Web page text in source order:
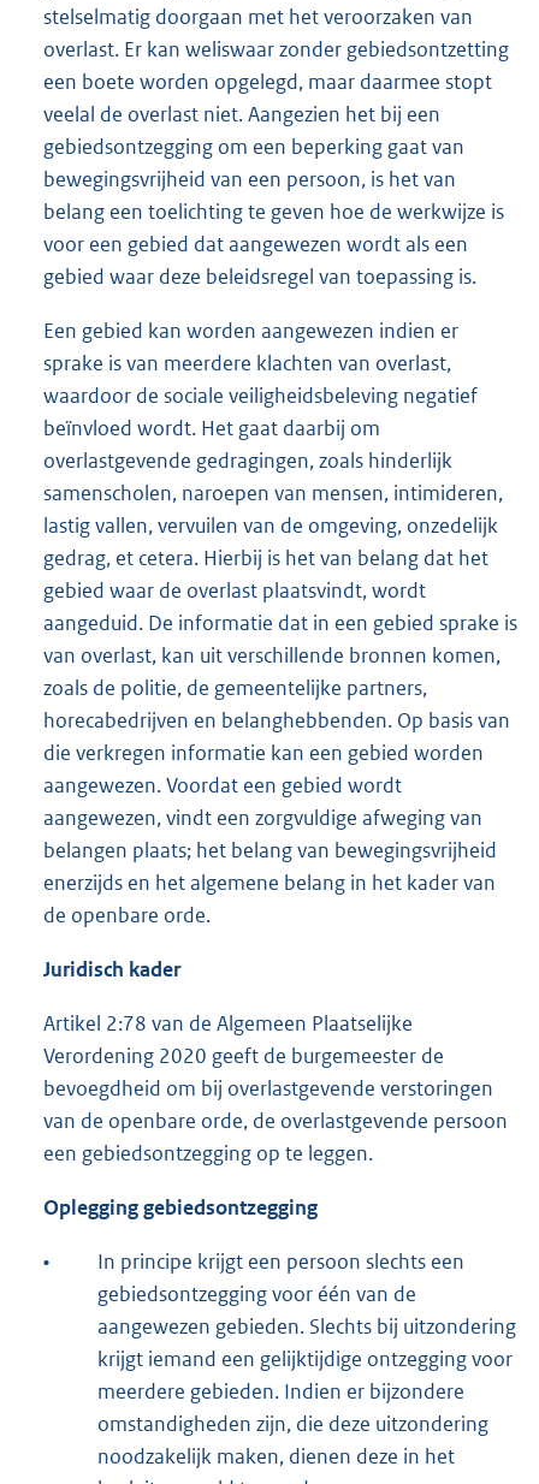
stelselmatig doorgaan met het veroorzaken van
overlast. Er kan weliswaar zonder gebiedsontzetting
een boete worden opgelegd, maar daarmee stopt
veelal de overlast niet. Aangezien het bij een
gebiedsontzegging om een beperking gaat van
bewegingsvrijheid van een persoon, is het van
belang een toelichting te geven hoe de werkwijze is
voor een gebied dat aangewezen wordt als een
gebied waar deze beleidsregel van toepassing is.
Een gebied kan worden aangewezen indien er
sprake is van meerdere klachten van overlast,
waardoor de sociale veiligheidsbeleving negatief
beïnvloed wordt. Het gaat daarbij om
overlastgevende gedragingen, zoals hinderlijk
samenscholen, naroepen van mensen, intimideren,
lastig vallen, vervuilen van de omgeving, onzedelijk
gedrag, et cetera. Hierbij is het van belang dat het
gebied waar de overlast plaatsvindt, wordt
aangeduid. De informatie dat in een gebied sprake is
van overlast, kan uit verschillende bronnen komen,
zoals de politie, de gemeentelijke partners,
horecabedrijven en belanghebbenden. Op basis van
die verkregen informatie kan een gebied worden
aangewezen. Voordat een gebied wordt
aangewezen, vindt een zorgvuldige afweging van
belangen plaats; het belang van bewegingsvrijheid
enerzijds en het algemene belang in het kader van
de openbare orde.
Juridisch kader
Artikel 2:78 van de Algemeen Plaatselijke
Verordening 2020 geeft de burgemeester de
bevoegdheid om bij overlastgevende verstoringen
van de openbare orde, de overlastgevende persoon
een gebiedsontzegging op te leggen.
Oplegging gebiedsontzegging
•
In principe krijgt een persoon slechts een
gebiedsontzegging voor één van de
aangewezen gebieden. Slechts bij uitzondering
krijgt iemand een gelijktijdige ontzegging voor
meerdere gebieden. Indien er bijzondere
omstandigheden zijn, die deze uitzondering
noodzakelijk maken, dienen deze in het